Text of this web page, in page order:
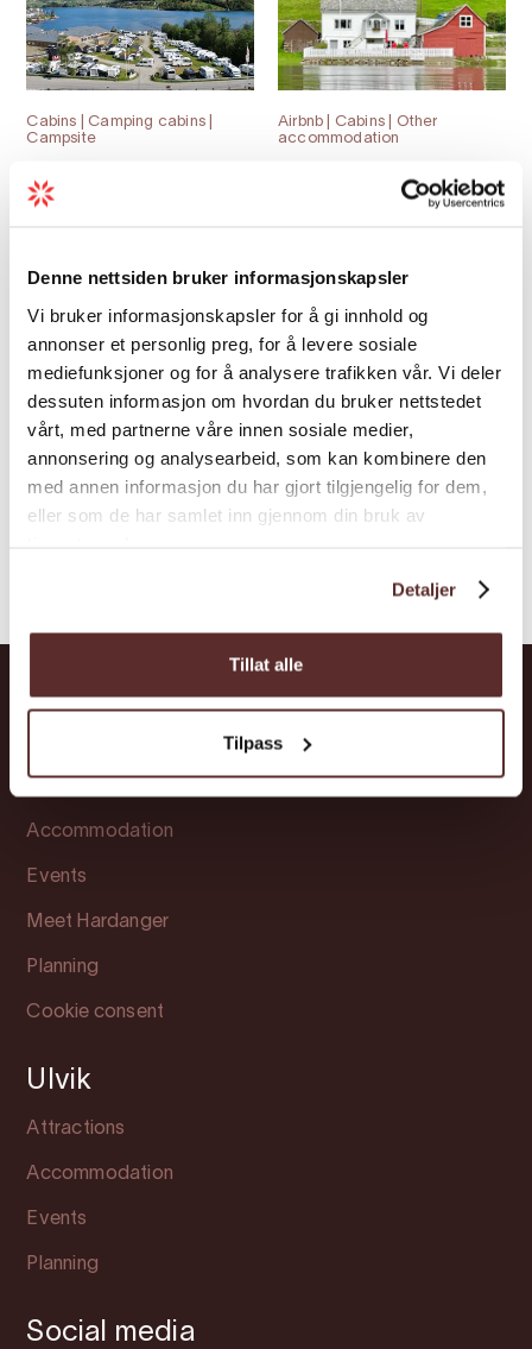
Denne nettsiden bruker informasjonskapsler
Vi bruker informasjonskapsler for å gi innhold og
annonser et personlig preg, for å levere sosiale
mediefunksjoner og for å analysere trafikken vår. Vi deler
dessuten informasjon om hvordan du bruker nettstedet
vårt, med partnerne våre innen sosiale medier,
annonsering og analysearbeid, som kan kombinere den
med annen informasjon du har gjort tilgjengelig for dem,
eller som de har samlet inn gjennom din bruk av
Detaljer
Tillat alle
Tilpass
Cabins | Camping cabins |
Campsite
Cabins
Airbnb | Cabins | Other
accommodation
Welcome to the
cabin by the Fjord
Accommodation
Events
Meet Hardanger
Planning
Cookie consent
Ulvik
Attractions
Accommodation
Events
Planning
Social media